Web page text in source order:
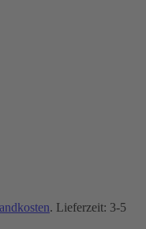
. Lieferzeit: 3-5